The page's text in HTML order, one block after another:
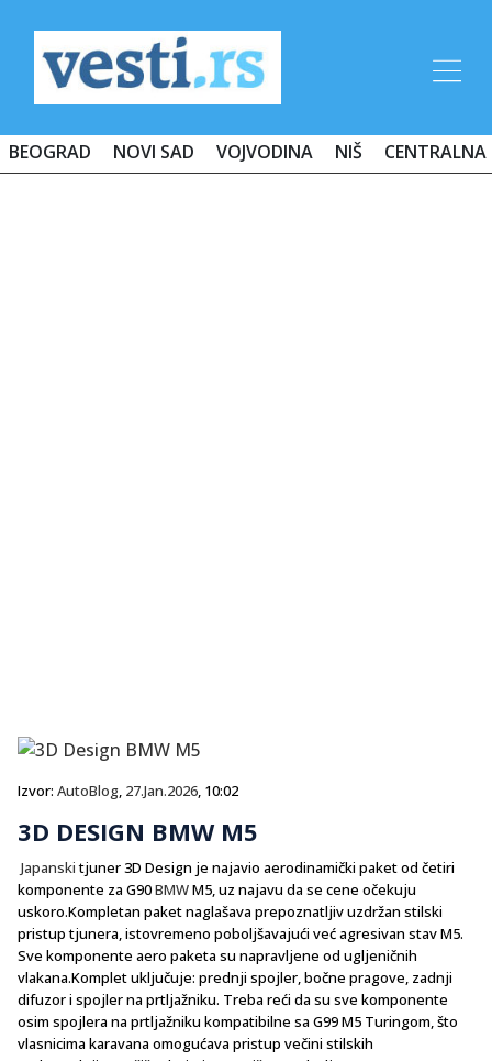
BEOGRAD NOVI SAD VOJVODINA NIŠ CENTRALNA
Izvor: AutoBlog, 27.Jan.2026, 10:02
3D DESIGN BMW M5
Japanskitjuner 3D Design je najavio aerodinamički paket od četiri
komponente za G90BMWM5, uz najavu da se cene očekuju
uskoro.Kompletan paket naglašava prepoznatljiv uzdržan stilski
pristup tjunera, istovremeno poboljšavajući već agresivan stav M5.
Sve komponente aero paketa su napravljene od ugljeničnih
vlakana.Komplet uključuje: prednji spojler, bočne pragove, zadnji
difuzor i spojler na prtljažniku. Treba reći da su sve komponente
osim spojlera na prtljažniku kompatibilne sa G99 M5 Turingom, što
vlasnicima karavana omogućava pristup večini stilskih